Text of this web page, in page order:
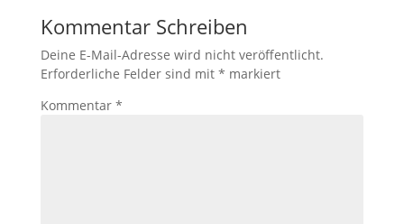
Kommentar Schreiben
Deine E-Mail-Adresse wird nicht veröffentlicht.
Erforderliche Felder sind mit * markiert
Kommentar *